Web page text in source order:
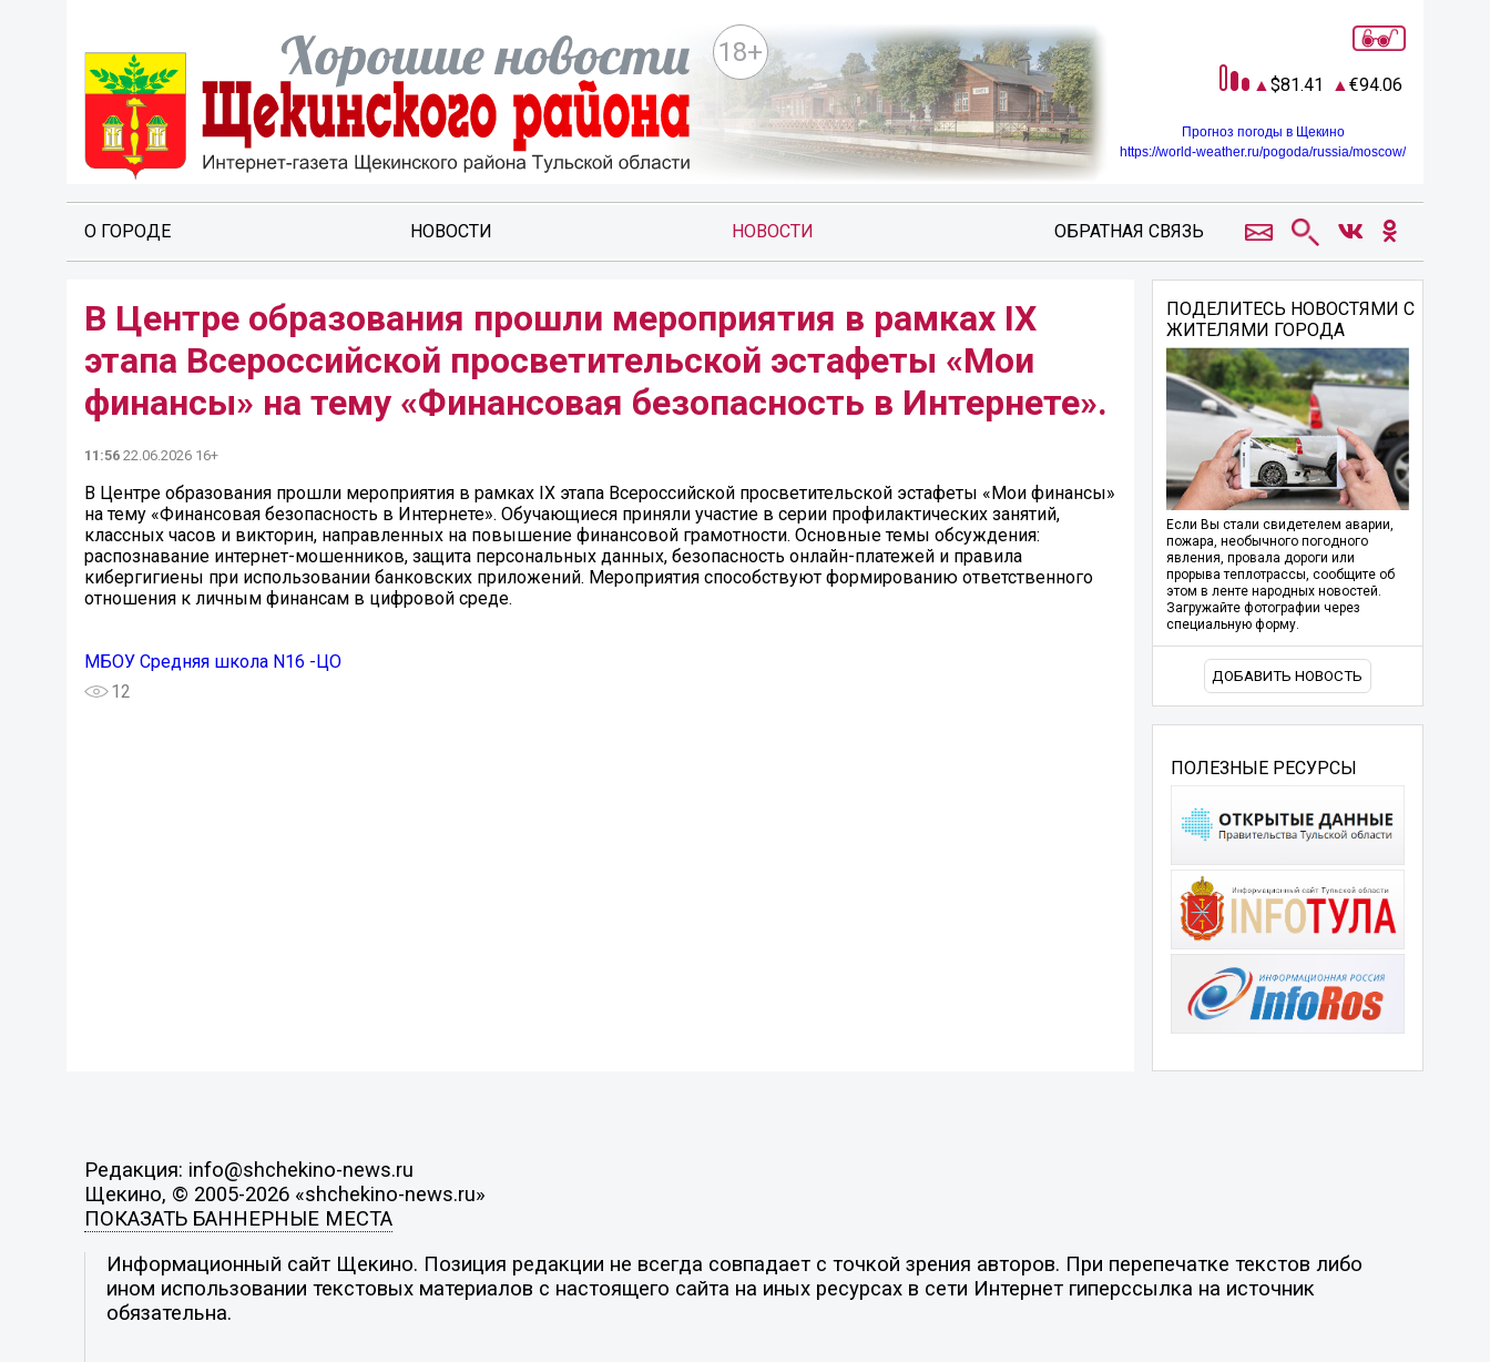
18+
81.41 94.06
Прогноз погоды в Щекино
https://world-weather.ru/pogoda/russia/moscow/
О ГОРОДЕ НОВОСТИ НОВОСТИ ОБРАТНАЯ СВЯЗЬ
В Центре образования прошли мероприятия в рамках IX
этапа Всероссийской просветительской эстафеты «Мои
финансы» на тему «Финансовая безопасность в Интернете».
11:56 22.06.2026 16+
В Центре образования прошли мероприятия в рамках IX этапа Всероссийской просветительской эстафеты «Мои финансы»
на тему «Финансовая безопасность в Интернете». Обучающиеся приняли участие в серии профилактических занятий,
классных часов и викторин, направленных на повышение финансовой грамотности. Основные темы обсуждения:
распознавание интернет-мошенников, защита персональных данных, безопасность онлайн-платежей и правила
кибергигиены при использовании банковских приложений. Мероприятия способствуют формированию ответственного
отношения к личным финансам в цифровой среде.
МБОУ Средняя школа N16 -ЦО
12
ПОДЕЛИТЕСЬ НОВОСТЯМИ С
ЖИТЕЛЯМИ ГОРОДА
Если Вы стали свидетелем аварии,
пожара, необычного погодного
явления, провала дороги или
прорыва теплотрассы, сообщите об
этом в ленте народных новостей.
Загружайте фотографии через
специальную форму.
ДОБАВИТЬ НОВОСТЬ
ПОЛЕЗНЫЕ РЕСУРСЫ
Редакция: info@shchekino-news.ru
Щекино, © 2005-2026 «shchekino-news.ru»
ПОКАЗАТЬ БАННЕРНЫЕ МЕСТА
Информационный сайт Щекино. Позиция редакции не всегда совпадает с точкой зрения авторов. При перепечатке текстов либо
ином использовании текстовых материалов с настоящего сайта на иных ресурсах в сети Интернет гиперссылка на источник
обязательна.